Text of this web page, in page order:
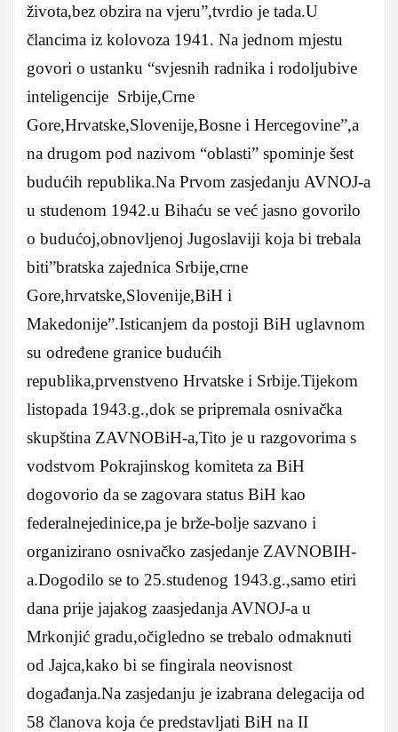
života,bez obzira na vjeru”,tvrdio je tada.U
člancima iz kolovoza 1941. Na jednom mjestu
govori o ustanku “svjesnih radnika i rodoljubive
inteligencije Srbije,Crne
Gore,Hrvatske,Slovenije,Bosne i Hercegovine”,a
na drugom pod nazivom “oblasti” spominje šest
budućih republika.Na Prvom zasjedanju AVNOJ-a
u studenom 1942.u Bihaću se već jasno govorilo
o budućoj,obnovljenoj Jugoslaviji koja bi trebala
biti”bratska zajednica Srbije,crne
Gore,hrvatske,Slovenije,BiH i
Makedonije”.Isticanjem da postoji BiH uglavnom
su određene granice budućih
republika,prvenstveno Hrvatske i Srbije.Tijekom
listopada 1943.g.,dok se pripremala osnivačka
skupština ZAVNOBiH-a,Tito je u razgovorima s
vodstvom Pokrajinskog komiteta za BiH
dogovorio da se zagovara status BiH kao
federalnejedinice,pa je brže-bolje sazvano i
organizirano osnivačko zasjedanje ZAVNOBIH-
a.Dogodilo se to 25.studenog 1943.g.,samo etiri
dana prije jajakog zaasjedanja AVNOJ-a u
Mrkonjić gradu,očigledno se trebalo odmaknuti
od Jajca,kako bi se fingirala neovisnost
događanja.Na zasjedanju je izabrana delegacija od
58 članova koja će predstavljati BiH na II